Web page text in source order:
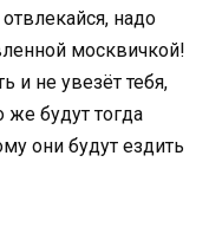
надо
москвичкой!
и не увезёт тебя,
же будут тогда
они будут ездить